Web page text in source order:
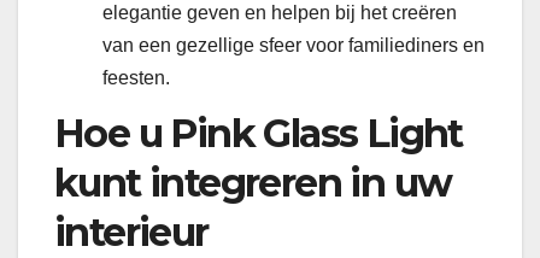
elegantie geven en helpen bij het creëren
van een gezellige sfeer voor familiediners en
feesten.
Hoe u Pink Glass Light
kunt integreren in uw
interieur